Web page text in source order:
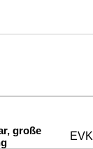
große
EVK